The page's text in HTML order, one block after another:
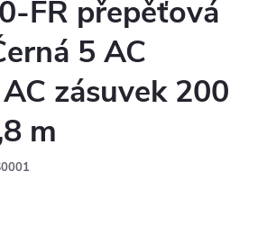
FR přepěťová
5 AC
zásuvek 200
m